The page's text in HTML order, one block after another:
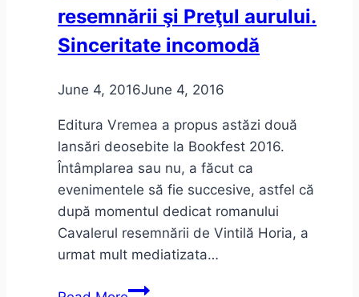
Timişoara:
November
Notes
Social
Media
resemnării şi Preţul aurului.
Sinceritate incomodă
June 4, 2016June 4, 2016
Editura Vremea a propus astăzi două
lansări deosebite la Bookfest 2016.
Întâmplarea sau nu, a făcut ca
evenimentele să fie succesive, astfel că
după momentul dedicat romanului
Cavalerul resemnării de Vintilă Horia, a
urmat mult mediatizata…
Două